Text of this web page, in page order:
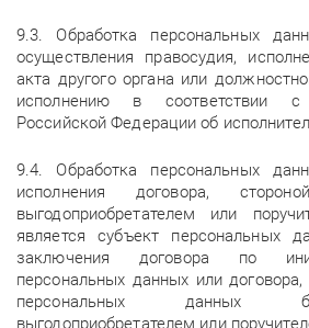
9.3. Обработка персональных
осуществления правосудия,
акта другого органа или
исполнению в соответствии с
Российской Федерации об
9.4. Обработка персональных
исполнения договора,
выгодоприобретателем или
является субъект персональных
заключения договора по
персональных данных или
персональных данных
выгодоприобретателем или